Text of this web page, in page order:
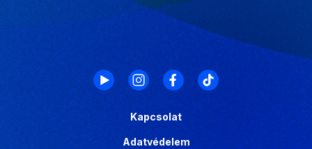
Kapcsolat
Adatvédelem